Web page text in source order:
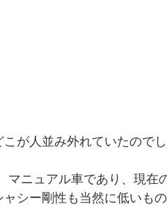
が人並み外れていたので
シー剛性も当然に低いもの